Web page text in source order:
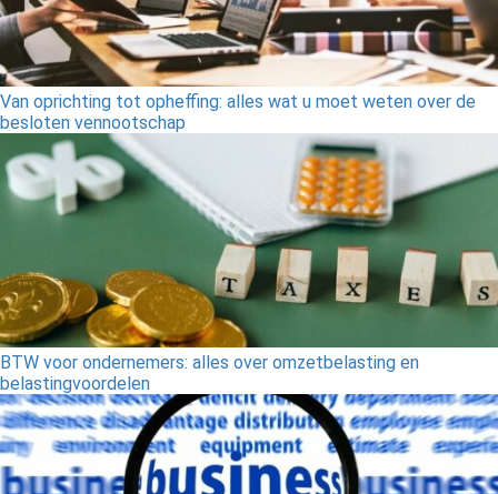
Van oprichting tot opheffing: alles wat u moet weten over de
besloten vennootschap
BTW voor ondernemers: alles over omzetbelasting en
belastingvoordelen